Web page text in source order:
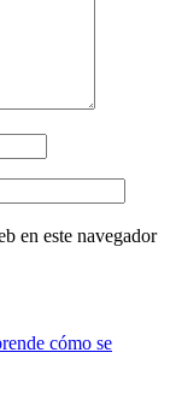
en este navegador
cómo se